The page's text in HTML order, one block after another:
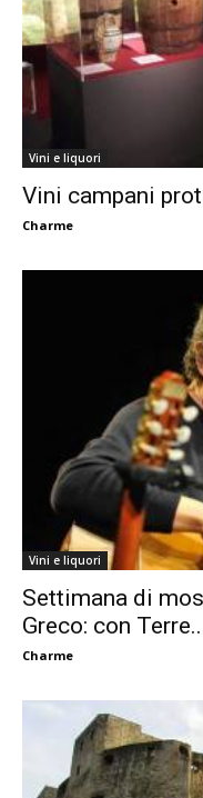
Vini e liquori
Vini campani
Charme
Vini e liquori
Settimana di
Greco: con
Charme